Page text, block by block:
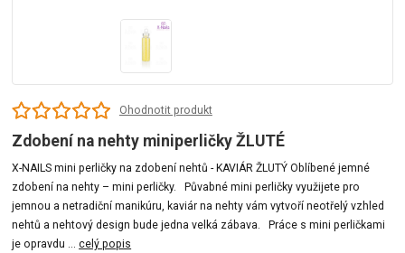
Ohodnotit produkt
Zdobení na nehty miniperličky ŽLUTÉ
X-NAILS mini perličky na zdobení nehtů - KAVIÁR ŽLUTÝ Oblíbené jemné
zdobení na nehty – mini perličky. Půvabné mini perličky využijete pro
jemnou a netradiční manikúru, kaviár na nehty vám vytvoří neotřelý vzhled
nehtů a nehtový design bude jedna velká zábava. Práce s mini perličkami
je opravdu ...celý popis